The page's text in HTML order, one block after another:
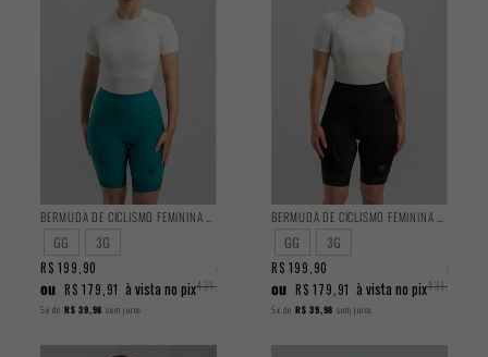
GG 3G
R$
431,90
R$ 199,90
ou R$ 179,91 à vista no pix
5x de R$ 39,98 sem juros
GG 3G
R$
431,90
R$ 199,90
ou R$ 179,91 à vista no pix
5x de R$ 39,98 sem juros